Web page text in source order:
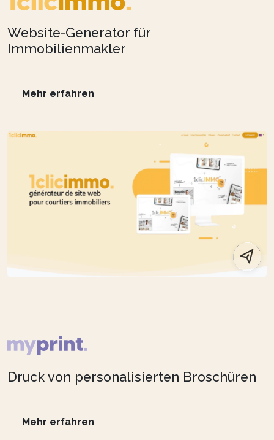
Website-Generator für
Immobilienmakler
Mehr erfahren
Druck von personalisierten Broschüren
Mehr erfahren